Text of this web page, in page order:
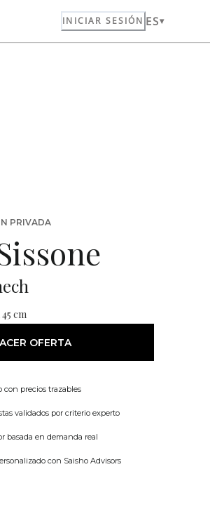
INICIAR SESIÓN ES
PRIVADA
45 cm
OFERTA
con precios trazables
validados por criterio experto
basada en demanda real
con Saisho Advisors